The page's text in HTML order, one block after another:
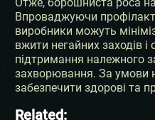
Впроваджуючи
виробники можуть
вжити негайних заходів
підтримання належного
захворювання. За умови
забезпечити здорові та
Related: